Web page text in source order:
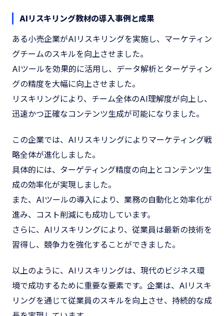
AIリスキリング教材の導入事例と成果
ある小売企業がAIリスキリングを実施し、マーケティン
グチームのスキルを向上させました。
AIツールを効果的に活用し、データ解析とターゲティン
グの精度を大幅に向上させました。
リスキリングにより、チーム全体のAI理解度が向上し、
迅速かつ正確なコンテンツ生成が可能になりました。
この企業では、AIリスキリングによりマーケティング戦
略全体が進化しました。
具体的には、ターゲティング精度の向上とコンテンツ生
成の効率化が実現しました。
また、AIツールの導入により、業務の自動化と効率化が
進み、コスト削減にも成功しています。
さらに、AIリスキリングにより、従業員は最新の技術を
習得し、競争力を強化することができました。
以上のように、AIリスキリングは、現代のビジネス環
境で成功するために重要な要素です。企業は、AIリスキ
リングを通じて従業員のスキルを向上させ、持続的な成